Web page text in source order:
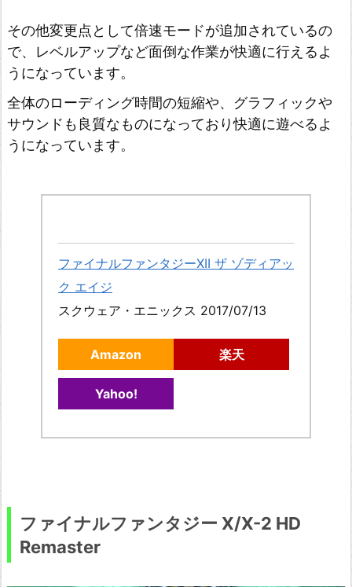
その他変更点として倍速モードが追加されているの
で、レベルアップなど面倒な作業が快適に行えるよ
うになっています。
全体のローディング時間の短縮や、グラフィックや
サウンドも良質なものになっており快適に遊べるよ
うになっています。
ファイナルファンタジーXII ザ ゾディアッ
ク エイジ
スクウェア・エニックス 2017/07/13
Amazon 楽天
Yahoo!
ファイナルファンタジー X/X-2 HD
Remaster